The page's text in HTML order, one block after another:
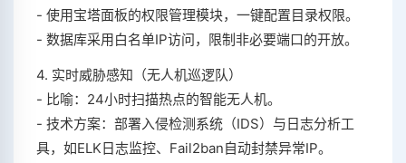
- 使用宝塔面板的权限管理模块，一键配置目录权限。
- 数据库采用白名单IP访问，限制非必要端口的开放。
4. 实时威胁感知（无人机巡逻队）
- 比喻：24小时扫描热点的智能无人机。
- 技术方案：部署入侵检测系统（IDS）与日志分析工
具，如ELK日志监控、Fail2ban自动封禁异常IP。